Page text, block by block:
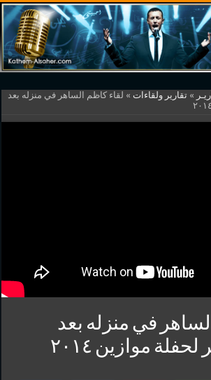
» تقارير ولقاءات » لقاء كاظم الساهر في منزله بعد
في منزله بعد
موازين ٢٠١٤